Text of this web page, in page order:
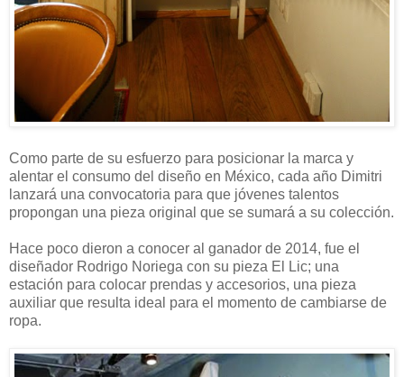
Como parte de su esfuerzo para posicionar la marca y
alentar el consumo del diseño en México, cada año Dimitri
lanzará una convocatoria para que jóvenes talentos
propongan una pieza original que se sumará a su colección.
Hace poco dieron a conocer al ganador de 2014, fue el
diseñador Rodrigo Noriega con su pieza El Lic; una
estación para colocar prendas y accesorios, una pieza
auxiliar que resulta ideal para el momento de cambiarse de
ropa.